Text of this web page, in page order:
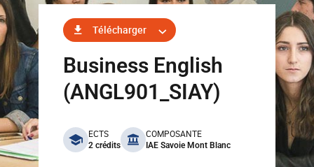
Télécharger
Business English
(ANGL901_SIAY)
benefits
ECTS
2 crédits
COMPOSANTE
IAE Savoie Mont Blanc